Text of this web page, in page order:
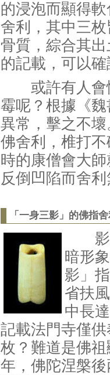
的浸泡而顯得
舍利，其中三
骨質，綜合其
的記載，可以
或許有人會
霉呢？根據《
異常，擊之不
佛舍利，椎打
時的康僧會大
反倒凹陷而舍
「一身三影」的佛指
影子
暗形
影」
省扶
中長
記載法門寺僅
枚？難道是佛
年，佛陀涅槃